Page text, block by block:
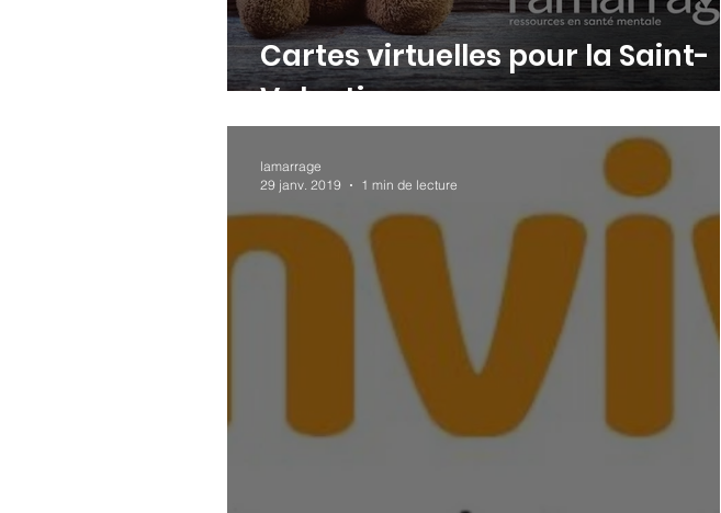
Cartes virtuelles pour la Saint-
Valentin
lamarrage
29 janv. 2019
1 min de lecture